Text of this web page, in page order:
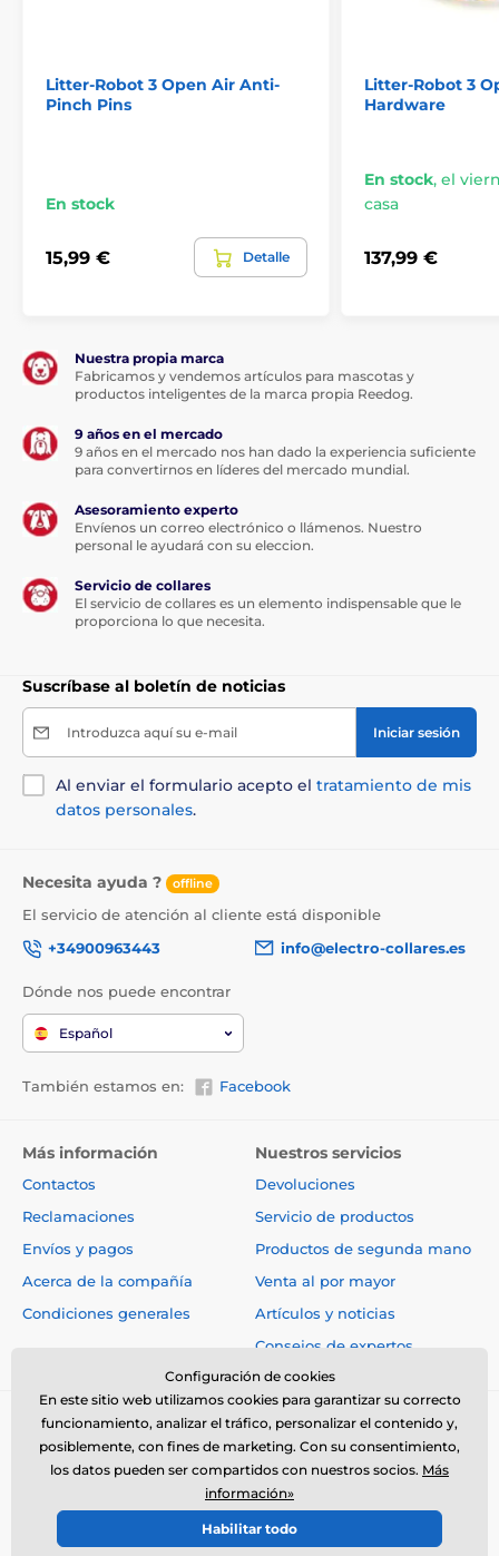
de acceso (en el punto por encima de la alfombrilla de
goma). En la parte inferior de la rampa hay agarres de
estéticamente agradable y bien cuidado con su
mascota felina!
previo aviso. Las imágenes tienen únicamente
carácter ilustrativo.
El producto aparece en las categorías
Litter-Robot 3 Open Air Anti-
Pinch Pins
En stock
15,99 € Detalle
Litter-Robot 3
Hardware
En stock, el
casa
137,99 €
Nuestra propia marca
Fabricamos y vendemos artículos para mascotas y
productos inteligentes de la marca propia Reedog.
9 años en el mercado
9 años en el mercado nos han dado la experiencia suficiente
para convertirnos en líderes del mercado mundial.
Asesoramiento experto
Envíenos un correo electrónico o llámenos. Nuestro
personal le ayudará con su eleccion.
Servicio de collares
El servicio de collares es un elemento indispensable que le
proporciona lo que necesita.
Suscríbase al boletín de noticias
Introduzca aquí su e-mail Iniciar sesión
Al enviar el formulario acepto el tratamiento de mis
datos personales.
Necesita ayuda ? offline
El servicio de atención al cliente está disponible
+34900963443
info@electro-collares.es
Dónde nos puede encontrar
Español
También estamos en: Facebook
Más información
Contactos
Reclamaciones
Envíos y pagos
Acerca de la compañía
Condiciones generales
Nuestros servicios
Devoluciones
Servicio de productos
Productos de segunda mano
Venta al por mayor
Artículos y noticias
Consejos de expertos
© 2026 www.electro-collares.es ⦁ Tienda electrónica creada por
SIMPLIA.cz
Configuración de cookies
En este sitio web utilizamos cookies para garantizar su correcto
funcionamiento, analizar el tráfico, personalizar el contenido y,
posiblemente, con fines de marketing. Con su consentimiento,
los datos pueden ser compartidos con nuestros socios. Más
información»
Habilitar todo